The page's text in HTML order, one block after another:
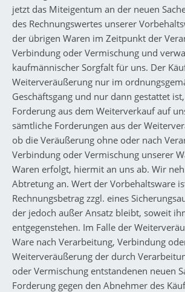
jetzt das Miteigentum an der neuen
des Rechnungswertes unserer
der übrigen Waren im Zeitpunkt der
Verbindung oder Vermischung und
kaufmännischer Sorgfalt für uns. Der
Weiterveräußerung nur im
Geschäftsgang und nur dann gestattet
Forderung aus dem Weiterverkauf auf
sämtliche Forderungen aus der
ob die Veräußerung ohne oder nach
Verbindung oder Vermischung unserer
Waren erfolgt, hiermit an uns ab. Wir
Abtretung an. Wert der Vorbehaltsware
Rechnungsbetrag zzgl. eines
der jedoch außer Ansatz bleibt, soweit
entgegenstehen. Im Falle der
Ware nach Verarbeitung, Verbindung
Weiterveräußerung der durch
oder Vermischung entstandenen neuen
Forderung gegen den Abnehmer des